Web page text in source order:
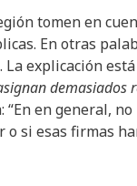
tomen en
En otras
La explicación
demasiados
“En en general,
si esas firmas